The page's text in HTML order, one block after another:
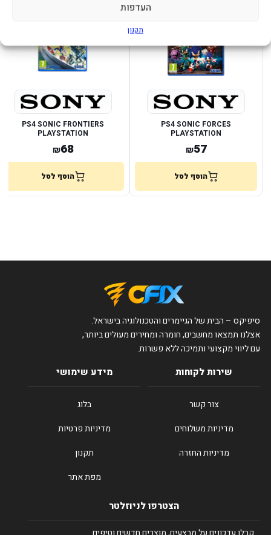
העדפות
תקנון
PS4 SONIC FORCES
PLAYSTATION
₪57
הוסף לסל
PS4 SONIC FRONTIERS
PLAYSTATION
₪68
הוסף לסל
סיפיקס – הבית של הגיימרים והטכנולוגיה בישראל.
אצלנו תמצאו מחשבים, חומרה ומחירים מעולים ביותר,
עם ליווי מקצועי ותמיכה ללא פשרות.
שירות לקוחות
צור קשר
מדיניות משלוחים
מדיניות החזרה
מידע שימושי
בלוג
מדיניות פרטיות
תקנון
מפת אתר
הצטרפו לניוזלטר